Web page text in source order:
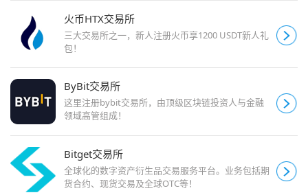
火币HTX交易所
三大交易所之一，新人注册火币享1200 USDT新人礼
包！
ByBit交易所
这里注册bybit交易所，由顶级区块链投资人与金融
领域高管组成！
Bitget交易所
全球化的数字资产衍生品交易服务平台。业务包括期
货合约、现货交易及全球OTC等！